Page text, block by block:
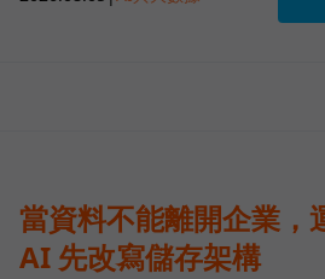
當資料不能離開企業，
AI 先改寫儲存架構